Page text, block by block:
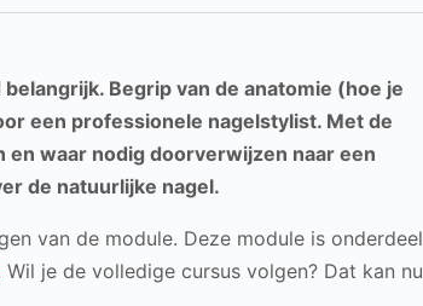
Begrip van de anatomie (hoe je
een professionele nagelstylist. Met de
en waar nodig doorverwijzen naar een
de natuurlijke nagel.
van de module. Deze module is onderdeel
Wil je de volledige cursus volgen? Dat kan nu